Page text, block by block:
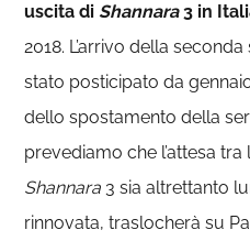
uscita di Shannara3 in
2018. L’arrivo della
stato posticipato da
dello spostamento della
prevediamo che l’attesa
Shannara 3 sia altrettanto
rinnovata, traslocherà su